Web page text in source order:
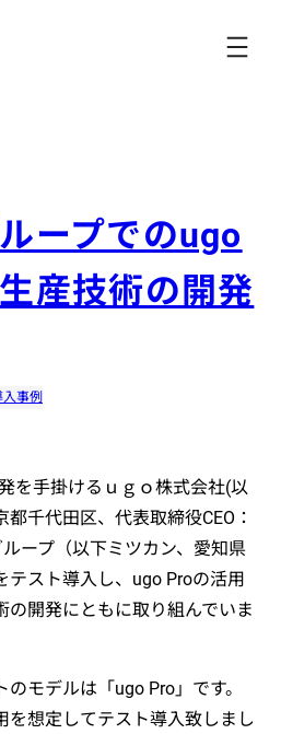
ープでのugo
産技術の開発
入事例
を手掛けるｕｇｏ株式会社(以
千代田区、代表取締役CEO：
ープ（以下ミツカン、愛知県
テスト導入し、ugo Proの活用
の開発にともに取り組んでいま
モデルは「ugo Pro」です。
を想定してテスト導入致しまし